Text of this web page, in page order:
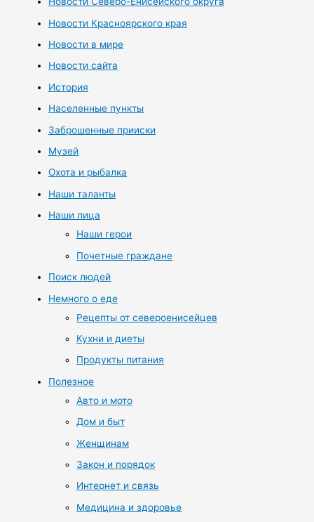
Новости Красноярского края
Новости в мире
Новости сайта
История
Населенные пункты
Заброшенные прииски
Музей
Охота и рыбалка
Наши таланты
Наши лица
Наши герои
Почетные граждане
Поиск людей
Немного о еде
Рецепты от североенисейцев
Кухни и диеты
Продукты питания
Полезное
Авто и мото
Дом и быт
Женщинам
Закон и порядок
Интернет и связь
Медицина и здоровье